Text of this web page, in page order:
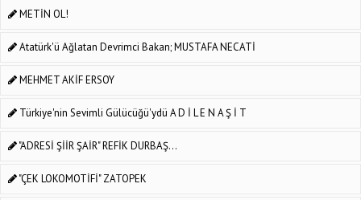
METİN OL!
Atatürk'ü Ağlatan Devrimci Bakan; MUSTAFA NECATİ
MEHMET AKİF ERSOY
Türkiye'nin Sevimli Gülücüğü'ydü A D İ L E N A Ş İ T
"ADRESİ ŞİİR ŞAİR" REFİK DURBAŞ...
"ÇEK LOKOMOTİFİ" ZATOPEK